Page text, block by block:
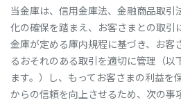
WEB完結
ローン
一覧へ
当金庫は、信用金庫法、金融商品取引
化の確保を踏まえ、お客さまとの取引
金庫が定める庫内規程に基づき、お客
るおそれのある取引を適切に管理（以
ます。）し、もってお客さまの利益を
からの信頼を向上させるため、次の事